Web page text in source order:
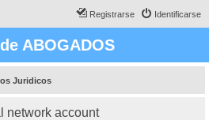
Identificarse
Registrarse
ABOGADOS
Juridicos
network account